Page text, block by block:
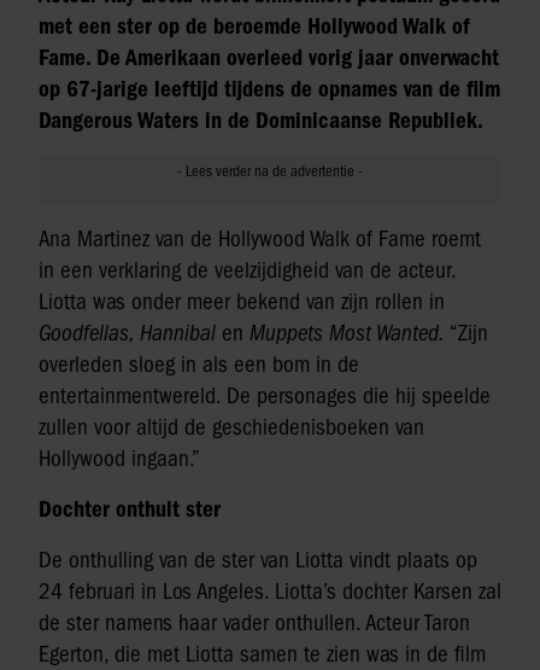
met een ster op de beroemde Hollywood Walk of
Fame. De Amerikaan overleed vorig jaar onverwacht
op 67-jarige leeftijd tijdens de opnames van de film
Dangerous Waters in de Dominicaanse Republiek.
Ana Martinez van de Hollywood Walk of Fame roemt
in een verklaring de veelzijdigheid van de acteur.
Liotta was onder meer bekend van zijn rollen in
Goodfellas, Hannibal en Muppets Most Wanted. “Zijn
overleden sloeg in als een bom in de
entertainmentwereld. De personages die hij speelde
zullen voor altijd de geschiedenisboeken van
Hollywood ingaan.”
Dochter onthult ster
De onthulling van de ster van Liotta vindt plaats op
24 februari in Los Angeles. Liotta’s dochter Karsen zal
de ster namens haar vader onthullen. Acteur Taron
Egerton, die met Liotta samen te zien was in de film